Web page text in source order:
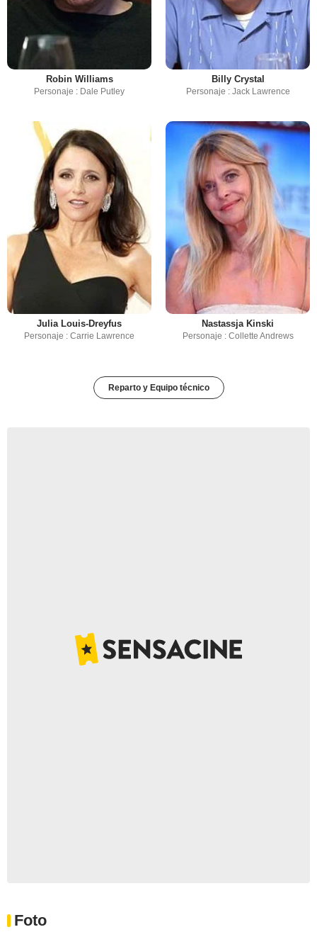
Robin Williams
Personaje : Dale Putley
Billy Crystal
Personaje : Jack Lawrence
Julia Louis-Dreyfus
Personaje : Carrie Lawrence
Nastassja Kinski
Personaje : Collette Andrews
Reparto y Equipo técnico
Foto